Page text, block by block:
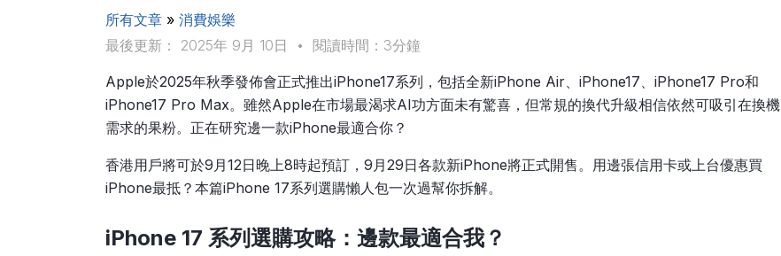
所有文章» 消費娛樂
最後更新： 2025年 9月 10日
• 閱讀時間：3分鐘
Apple於2025年秋季發佈會正式推出iPhone17系列，包括全新iPhone Air、iPhone17、iPhone17 Pro和
iPhone17 Pro Max。雖然Apple在市場最渴求AI功方面未有驚喜，但常規的換代升級相信依然可吸引在換機
需求的果粉。正在研究邊一款iPhone最適合你？
香港用戶將可於9月12日晚上8時起預訂，9月29日各款新iPhone將正式開售。用邊張信用卡或上台優惠買
iPhone最抵？本篇iPhone 17系列選購懶人包一次過幫你拆解。
iPhone 17 系列選購攻略：邊款最適合我？